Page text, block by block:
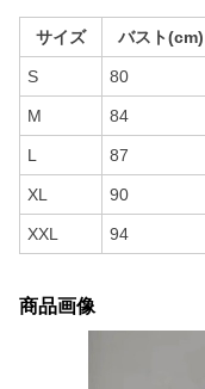
サイズ バスト(cm)
S 80
M 84
L 87
XL 90
XXL 94
商品画像